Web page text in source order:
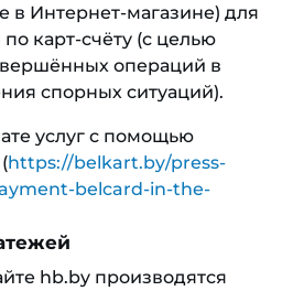
в Интернет-магазине) для
карт-счёту (с целью
операций в
спорных ситуаций).
услуг с помощью
https://belkart.by/press-
belcard-in-the-
hb.by производятся